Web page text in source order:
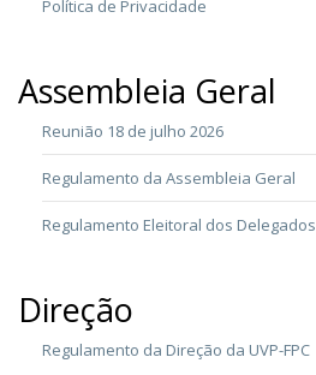
Política de Privacidade
Assembleia Geral
Reunião 18 de julho 2026
Regulamento da Assembleia Geral
Regulamento Eleitoral dos Delegados
Direção
Regulamento da Direção da UVP-FPC